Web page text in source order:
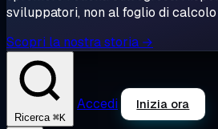
sviluppatori, non al foglio di
Scopri la nostra storia →
Ricerca ⌘K
Accedi Inizia ora